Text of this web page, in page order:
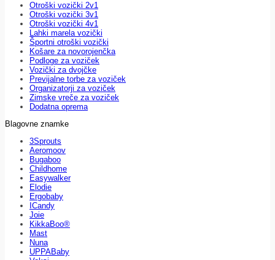
Otroški vozički 2v1
Otroški vozički 3v1
Otroški vozički 4v1
Lahki marela vozički
Športni otroški vozički
Košare za novorojenčka
Podloge za voziček
Vozički za dvojčke
Previjalne torbe za voziček
Organizatorji za voziček
Zimske vreče za voziček
Dodatna oprema
Blagovne znamke
3Sprouts
Aeromoov
Bugaboo
Childhome
Easywalker
Elodie
Ergobaby
ICandy
Joie
KikkaBoo®
Mast
Nuna
UPPABaby